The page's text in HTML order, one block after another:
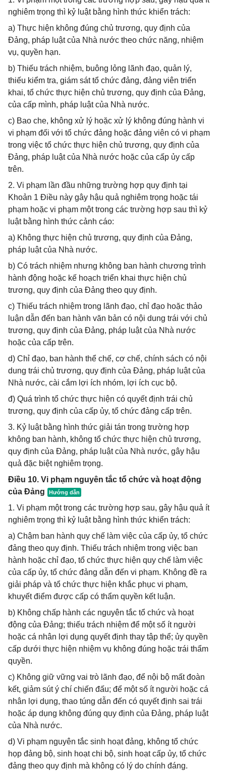
nghiêm trọng thì kỷ luật bằng hình thức khiển trách:
a) Thực hiện không đúng chủ trương, quy định của
Đảng, pháp luật của Nhà nước theo chức năng, nhiệm
vụ, quyền hạn.
b) Thiếu trách nhiệm, buông lỏng lãnh đạo, quản lý,
thiếu kiểm tra, giám sát tổ chức đảng, đảng viên triển
khai, tổ chức thực hiện chủ trương, quy định của Đảng,
của cấp mình, pháp luật của Nhà nước.
c) Bao che, không xử lý hoặc xử lý không đúng hành vi
vi phạm đối với tổ chức đảng hoặc đảng viên có vi phạm
trong việc tổ chức thực hiện chủ trương, quy định của
Đảng, pháp luật của Nhà nước hoặc của cấp ủy cấp
trên.
2. Vi phạm lần đầu những trường hợp quy định tại
Khoản 1 Điều này gây hậu quả nghiêm trọng hoặc tái
phạm hoặc vi phạm một trong các trường hợp sau thì kỷ
luật bằng hình thức cảnh cáo:
a) Không thực hiện chủ trương, quy định của Đảng,
pháp luật của Nhà nước.
b) Có trách nhiệm nhưng không ban hành chương trình
hành động hoặc kế hoạch triển khai thực hiện chủ
trương, quy định của Đảng theo quy định.
c) Thiếu trách nhiệm trong lãnh đạo, chỉ đạo hoặc thảo
luận dẫn đến ban hành văn bản có nội dung trái với chủ
trương, quy định của Đảng, pháp luật của Nhà nước
hoặc của cấp trên.
d) Chỉ đạo, ban hành thể chế, cơ chế, chính sách có nội
dung trái chủ trương, quy định của Đảng, pháp luật của
Nhà nước, cài cắm lợi ích nhóm, lợi ích cục bộ.
đ) Quá trình tổ chức thực hiện có quyết định trái chủ
trương, quy định của cấp ủy, tổ chức đảng cấp trên.
3. Kỷ luật bằng hình thức giải tán trong trường hợp
không ban hành, không tổ chức thực hiện chủ trương,
quy định của Đảng, pháp luật của Nhà nước, gây hậu
quả đặc biệt nghiêm trọng.
Điều 10. Vi phạm nguyên tắc tổ chức và hoạt động
của Đảng
1. Vi phạm một trong các trường hợp sau, gây hậu quả ít
nghiêm trọng thì kỷ luật bằng hình thức khiển trách:
a) Chậm ban hành quy chế làm việc của cấp ủy, tổ chức
đảng theo quy định. Thiếu trách nhiệm trong việc ban
hành hoặc chỉ đạo, tổ chức thực hiện quy chế làm việc
của cấp ủy, tổ chức đảng dẫn đến vi phạm. Không đề ra
giải pháp và tổ chức thực hiện khắc phục vi phạm,
khuyết điểm được cấp có thẩm quyền kết luận.
b) Không chấp hành các nguyên tắc tổ chức và hoạt
động của Đảng; thiếu trách nhiệm để một số ít người
hoặc cá nhân lợi dụng quyết định thay tập thể; ủy quyền
cấp dưới thực hiện nhiệm vụ không đúng hoặc trái thẩm
quyền.
c) Không giữ vững vai trò lãnh đạo, để nội bộ mất đoàn
kết, giảm sút ý chí chiến đấu; để một số ít người hoặc cá
nhân lợi dụng, thao túng dẫn đến có quyết định sai trái
hoặc áp dụng không đúng quy định của Đảng, pháp luật
của Nhà nước.
d) Vi phạm nguyên tắc sinh hoạt đảng, không tổ chức
họp đảng bộ, sinh hoạt chi bộ, sinh hoạt cấp ủy, tổ chức
đảng theo quy định mà không có lý do chính đáng.